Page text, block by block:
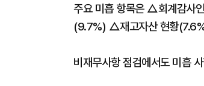
주요 미흡 항목은 △회계감사
(9.7%) △재고자산 현황
비재무사항 점검에서도 미흡